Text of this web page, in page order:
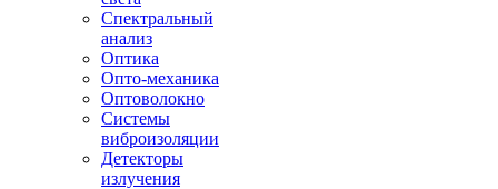
Спектральный
анализ
Оптика
Опто-механика
Оптоволокно
Системы
виброизоляции
Детекторы
излучения